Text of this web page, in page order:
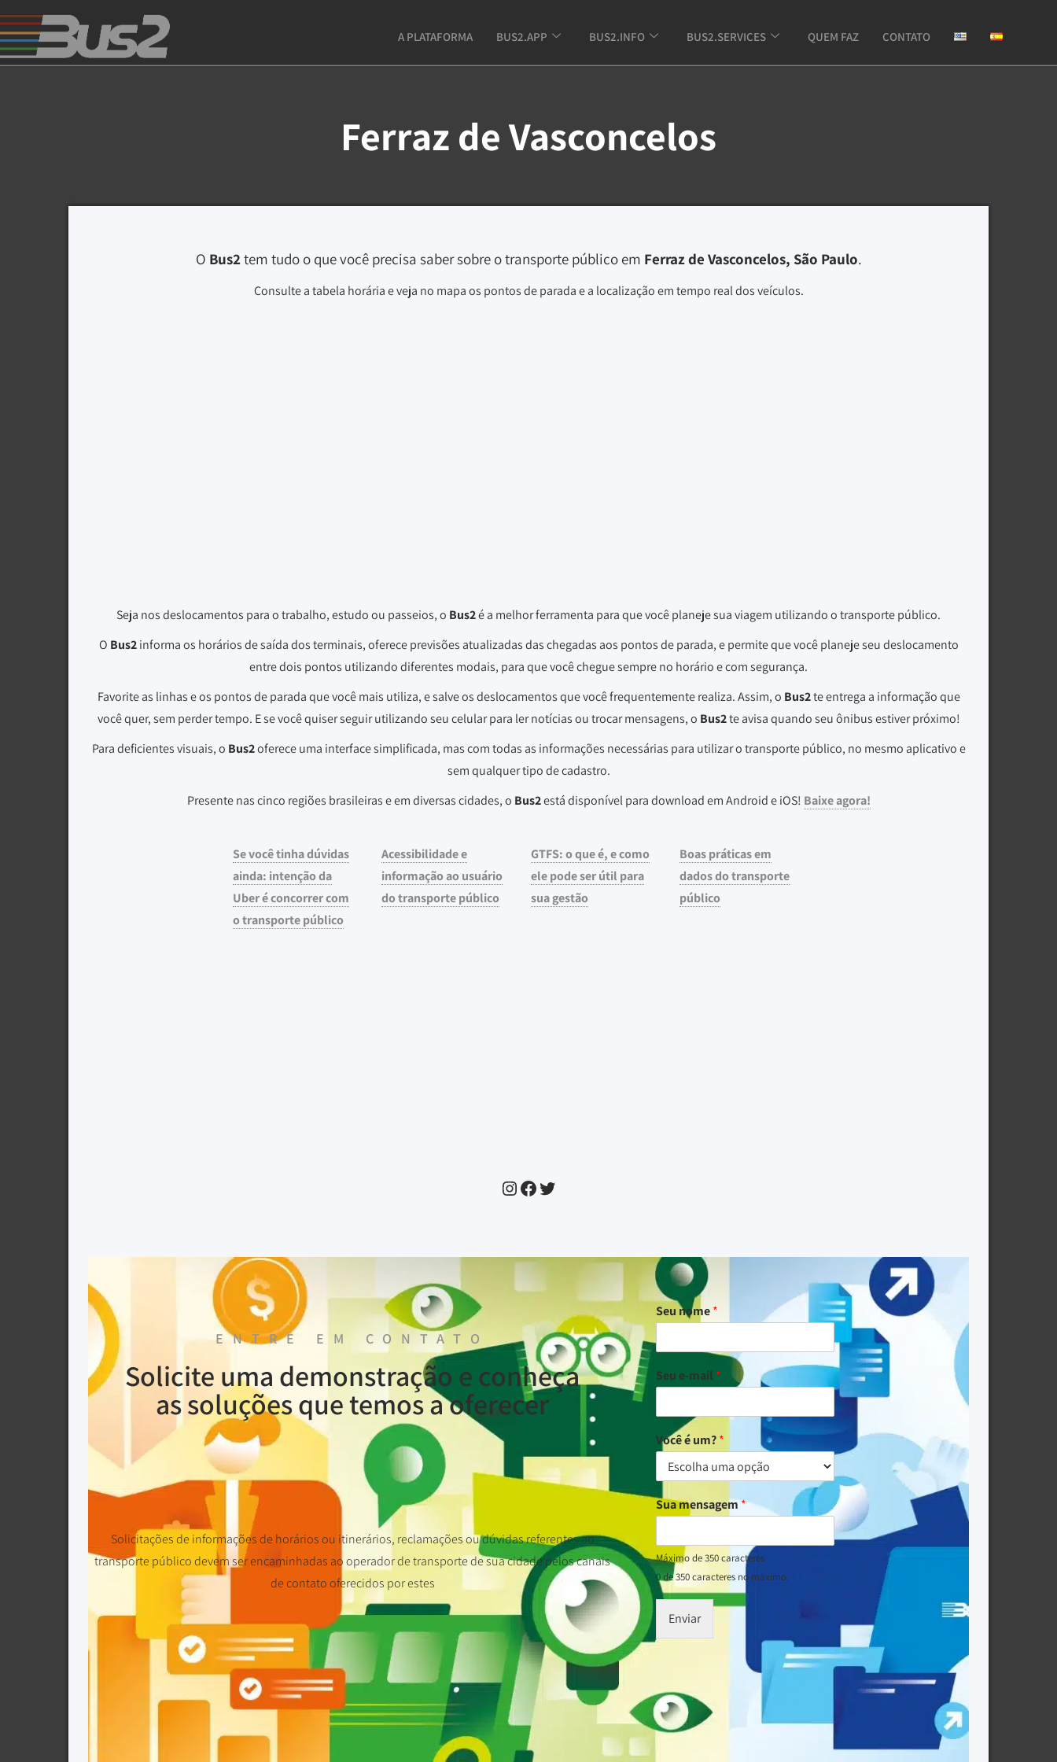
A PLATAFORMA BUS2.APP BUS2.INFO BUS2.SERVICES QUEM FAZ CONTATO
Ferraz de Vasconcelos
O Bus2 tem tudo o que você precisa saber sobre o transporte público em Ferraz de Vasconcelos, São Paulo.
Consulte a tabela horária e veja no mapa os pontos de parada e a localização em tempo real dos veículos.
Seja nos deslocamentos para o trabalho, estudo ou passeios, o Bus2é a melhor ferramenta para que você planeje sua viagem utilizando o transporte público.
O Bus2informa os horários de saída dos terminais, oferece previsões atualizadas das chegadas aos pontos de parada, e permite que você planeje seu deslocamento
entre dois pontos utilizando diferentes modais, para que você chegue sempre no horário e com segurança.
Favorite as linhas e os pontos de parada que você mais utiliza, e salve os deslocamentos que você frequentemente realiza. Assim, o Bus2te entrega a informação que
você quer, sem perder tempo. E se você quiser seguir utilizando seu celular para ler notícias ou trocar mensagens, o Bus2te avisa quando seu ônibus estiver próximo!
Para deficientes visuais, o Bus2oferece uma interface simplificada, mas com todas as informações necessárias para utilizar o transporte público, no mesmo aplicativo e
sem qualquer tipo de cadastro.
Presente nas cinco regiões brasileiras e em diversas cidades, o Bus2está disponível para download em Android e iOS! Baixe agora!
Se você tinha dúvidas
ainda: intenção da
Uber é concorrer com
o transporte público
Acessibilidade e
informação ao usuário
do transporte público
GTFS: o que é, e como
ele pode ser útil para
sua gestão
Boas práticas em
dados do transporte
público
ENTRE EM CONTATO
Solicite uma demonstração e conheça
as soluções que temos a oferecer
Solicitações de informações de horários ou itinerários, reclamações ou dúvidas referentes ao
transporte público devem ser encaminhadas ao operador de transporte de sua cidade pelos canais
de contato oferecidos por estes
Seu nome*
Seu e-mail *
Você é um?*
Sua mensagem*
Máximo de 350 caracteres
0 de 350 caracteres no máximo.
Enviar